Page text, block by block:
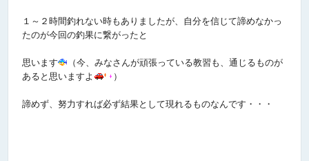
１～２時間釣れない時もありましたが、自分を信じて諦めなかっ
たのが今回の釣果に繋がったと
思います
（今、みなさんが頑張っている教習も、通じるものが
あると思いますよ
）
諦めず、努力すれば必ず結果として現れるものなんです・・・